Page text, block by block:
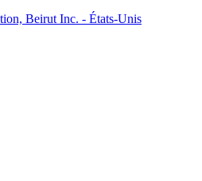
Beirut Inc. - États-Unis